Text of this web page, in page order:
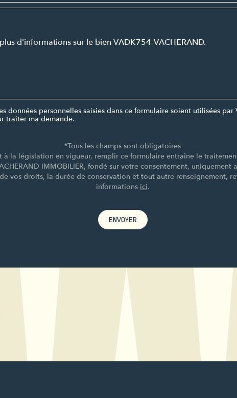
données personnelles saisies dans ce formulaire soient utilisées par
traiter ma demande.
*Tous les champs sont obligatoires
à la législation en vigueur, remplir ce formulaire entraîne le
IMMOBILIER, fondé sur votre consentement, uniquement
de vos droits, la durée de conservation et tout autre renseignement,
informations ici.
ENVOYER